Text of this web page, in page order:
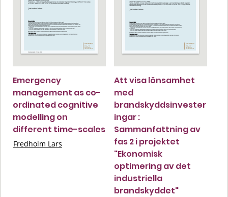
Emergency
management as co-
ordinated cognitive
modelling on
different time-scales
Fredholm Lars
Att visa lönsamhet
med
brandskyddsinvester
ingar :
Sammanfattning av
fas 2 i projektet
"Ekonomisk
optimering av det
industriella
brandskyddet"